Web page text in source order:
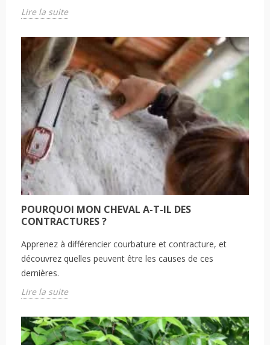
Lire la suite
POURQUOI MON CHEVAL A-T-IL DES
CONTRACTURES ?
Apprenez à différencier courbature et contracture, et
découvrez quelles peuvent être les causes de ces
dernières.
Lire la suite